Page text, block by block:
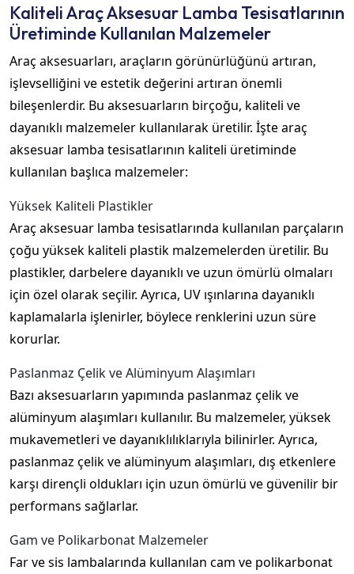
Kaliteli Araç Aksesuar Lamba Tesisatlarının
Üretiminde Kullanılan Malzemeler
Araç aksesuarları, araçların görünürlüğünü artıran,
işlevselliğini ve estetik değerini artıran önemli
bileşenlerdir. Bu aksesuarların birçoğu, kaliteli ve
dayanıklı malzemeler kullanılarak üretilir. İşte araç
aksesuar lamba tesisatlarının kaliteli üretiminde
kullanılan başlıca malzemeler:
Yüksek Kaliteli Plastikler
Araç aksesuar lamba tesisatlarında kullanılan parçaların
çoğu yüksek kaliteli plastik malzemelerden üretilir. Bu
plastikler, darbelere dayanıklı ve uzun ömürlü olmaları
için özel olarak seçilir. Ayrıca, UV ışınlarına dayanıklı
kaplamalarla işlenirler, böylece renklerini uzun süre
korurlar.
Paslanmaz Çelik ve Alüminyum Alaşımları
Bazı aksesuarların yapımında paslanmaz çelik ve
alüminyum alaşımları kullanılır. Bu malzemeler, yüksek
mukavemetleri ve dayanıklılıklarıyla bilinirler. Ayrıca,
paslanmaz çelik ve alüminyum alaşımları, dış etkenlere
karşı dirençli oldukları için uzun ömürlü ve güvenilir bir
performans sağlarlar.
Gam ve Polikarbonat Malzemeler
Far ve sis lambalarında kullanılan cam ve polikarbonat